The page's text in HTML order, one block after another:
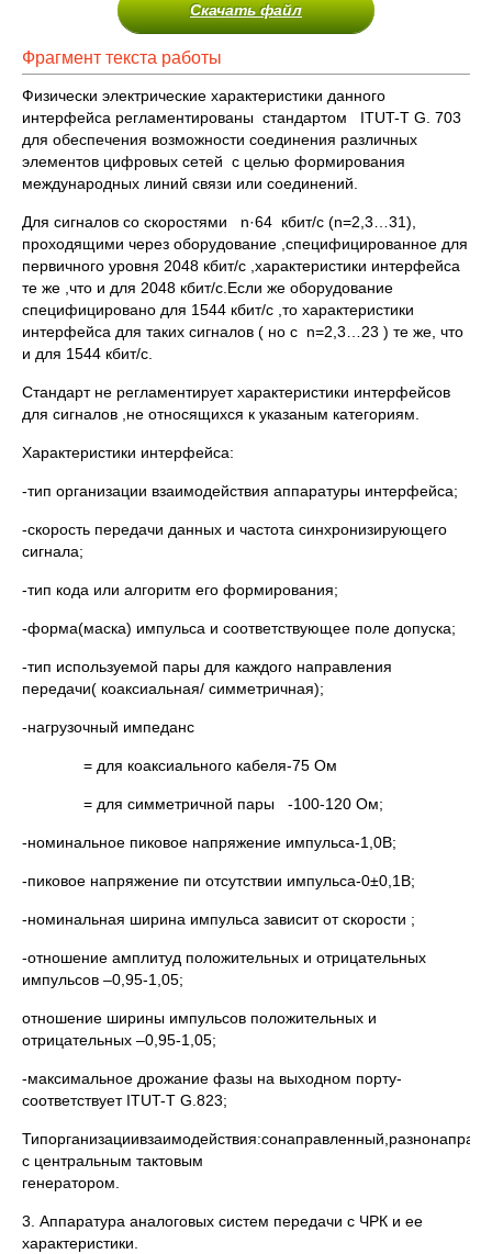
Скачать файл
Фрагмент текста работы
Физически электрические характеристики данного
интерфейса регламентированы стандартом ITUT-T G. 703
для обеспечения возможности соединения различных
элементов цифровых сетей с целью формирования
международных линий связи или соединений.
Для сигналов со скоростями n·64 кбит/с (n=2,3…31),
проходящими через оборудование ,специфицированное для
первичного уровня 2048 кбит/с ,характеристики интерфейса
те же ,что и для 2048 кбит/с.Если же оборудование
специфицировано для 1544 кбит/с ,то характеристики
интерфейса для таких сигналов ( но с n=2,3…23 ) те же, что
и для 1544 кбит/с.
Стандарт не регламентирует характеристики интерфейсов
для сигналов ,не относящихся к указаным категориям.
Характеристики интерфейса:
-тип организации взаимодействия аппаратуры интерфейса;
-скорость передачи данных и частота синхронизирующего
сигнала;
-тип кода или алгоритм его формирования;
-форма(маска) импульса и соответствующее поле допуска;
-тип используемой пары для каждого направления
передачи( коаксиальная/ симметричная);
-нагрузочный импеданс
= для коаксиального кабеля-75 Ом
= для симметричной пары -100-120 Ом;
-номинальное пиковое напряжение импульса-1,0В;
-пиковое напряжение пи отсутствии импульса-0±0,1В;
-номинальная ширина импульса зависит от скорости ;
-отношение амплитуд положительных и отрицательных
импульсов –0,95-1,05;
отношение ширины импульсов положительных и
отрицательных –0,95-1,05;
-максимальное дрожание фазы на выходном порту-
соответствует ITUT-T G.823;
с центральным тактовым
генератором.
3. Аппаратура аналоговых систем передачи с ЧРК и ее
характеристики.